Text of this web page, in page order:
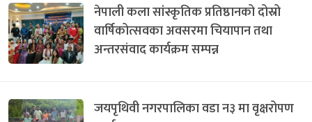
नेपाली कला सांस्कृतिक प्रतिष्ठानको दोस्रो
वार्षिकोत्सवका अवसरमा चियापान तथा
अन्तरसंवाद कार्यक्रम सम्पन्न
जयपृथिवी नगरपालिका वडा न३ मा वृक्षरोपण